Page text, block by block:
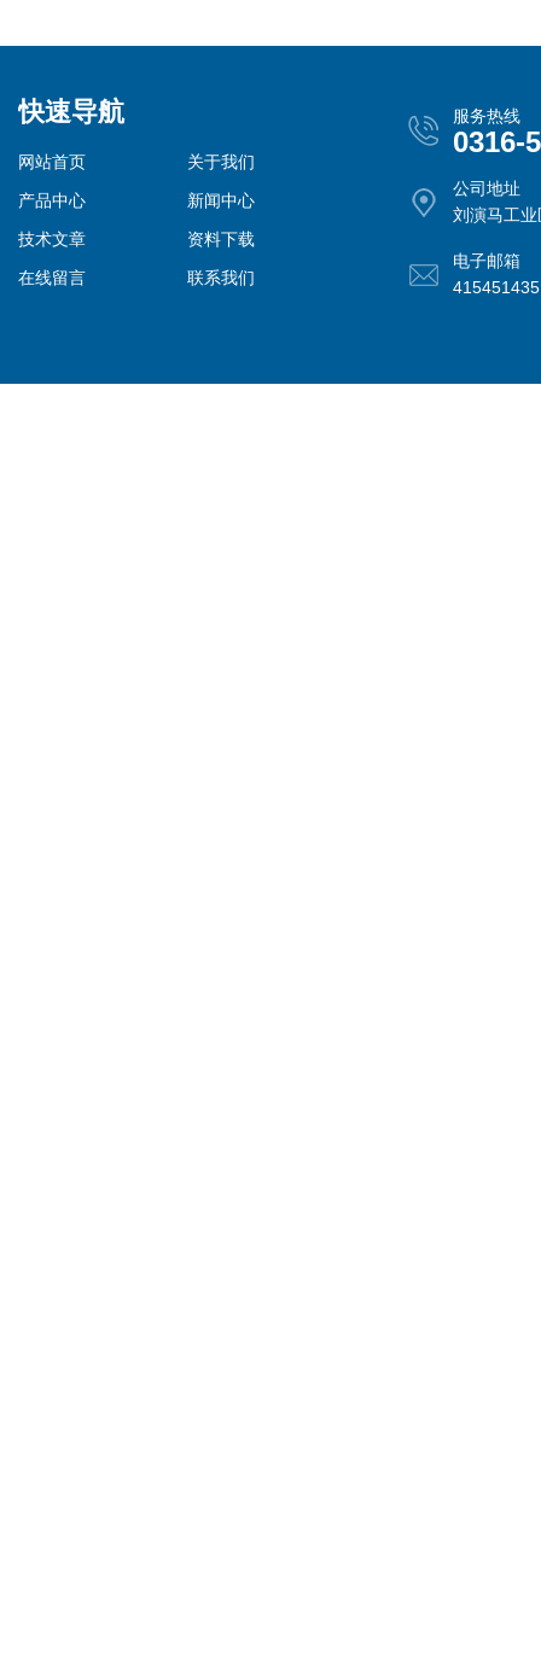
快速导航
网站首页
关于我们
产品中心
新闻中心
技术文章
资料下载
在线留言
联系我们
服务热线
0316-
公司地址
刘演马工业
电子邮箱